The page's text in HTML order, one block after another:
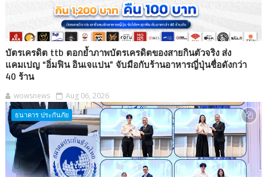
บัตรเครดิต ttb ตอกย้ำภาพบัตรเครดิตของสายกินตัวจริง ส่ง
แคมเปญ “อิ่มฟิน อินเจแปน” จับมือกับร้านอาหารญี่ปุ่นชื่อดังกว่า
40 ร้าน
wowsnews Aug 06, 2026
ธนาคาร ประกันภัย